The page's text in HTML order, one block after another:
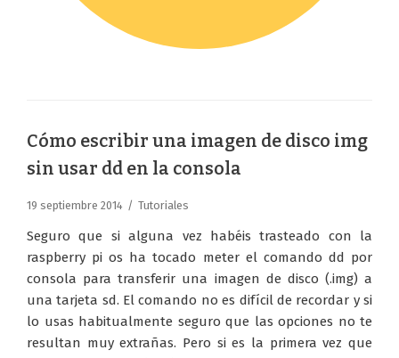
Cómo escribir una imagen de disco img
sin usar dd en la consola
19 septiembre 2014 Tutoriales
Seguro que si alguna vez habéis trasteado con la
raspberry pi os ha tocado meter el comando dd por
consola para transferir una imagen de disco (.img) a
una tarjeta sd. El comando no es difícil de recordar y si
lo usas habitualmente seguro que las opciones no te
resultan muy extrañas. Pero si es la primera vez que